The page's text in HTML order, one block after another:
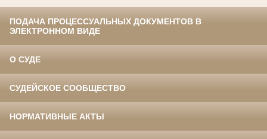
ПОДАЧА ПРОЦЕССУАЛЬНЫХ ДОКУМЕНТОВ В
ЭЛЕКТРОННОМ ВИДЕ
О СУДЕ
СУДЕЙСКОЕ СООБЩЕСТВО
НОРМАТИВНЫЕ АКТЫ